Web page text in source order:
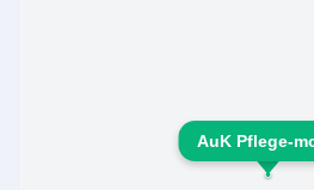
Einkaufen sowie bei weiteren
täglichen Lebens.
AuK Pflege-